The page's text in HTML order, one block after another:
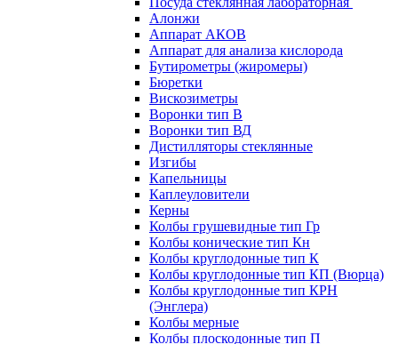
Алонжи
Аппарат АКОВ
Аппарат для анализа кислорода
Бутирометры (жиромеры)
Бюретки
Вискозиметры
Воронки тип В
Воронки тип ВД
Дистилляторы стеклянные
Изгибы
Капельницы
Каплеуловители
Керны
Колбы грушевидные тип Гр
Колбы конические тип Кн
Колбы круглодонные тип К
Колбы круглодонные тип КП (Вюрца)
Колбы круглодонные тип КРН
(Энглера)
Колбы мерные
Колбы плоскодонные тип П